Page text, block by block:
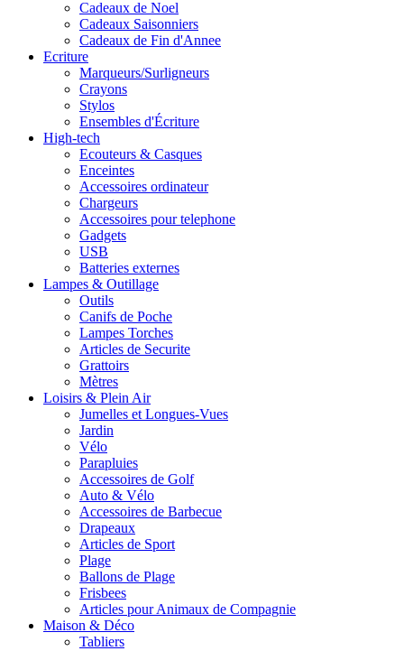
Cadeaux de Noel
Cadeaux Saisonniers
Cadeaux de Fin d'Annee
Ecriture
Marqueurs/Surligneurs
Crayons
Stylos
Ensembles d'Écriture
High-tech
Ecouteurs & Casques
Enceintes
Accessoires ordinateur
Chargeurs
Accessoires pour telephone
Gadgets
USB
Batteries externes
Lampes & Outillage
Outils
Canifs de Poche
Lampes Torches
Articles de Securite
Grattoirs
Mètres
Loisirs & Plein Air
Jumelles et Longues-Vues
Jardin
Vélo
Parapluies
Accessoires de Golf
Auto & Vélo
Accessoires de Barbecue
Drapeaux
Articles de Sport
Plage
Ballons de Plage
Frisbees
Articles pour Animaux de Compagnie
Maison & Déco
Tabliers